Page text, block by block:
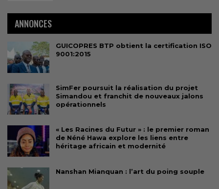
ANNONCES
GUICOPRES BTP obtient la certification ISO
9001:2015
SimFer poursuit la réalisation du projet
Simandou et franchit de nouveaux jalons
opérationnels
« Les Racines du Futur » : le premier roman
de Néné Hawa explore les liens entre
héritage africain et modernité
Nanshan Mianquan : l’art du poing souple